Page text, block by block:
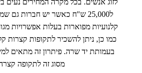
ל25,000 ש"ח כאשר יש חברות
קלנועיות מפוארות בעלות אפשרויות
כמו כן, ניתן להשכיר לתקופות קצרות
בעמותת יד שרה. פיתרון זה מתאים
מסוג זה לתקופה